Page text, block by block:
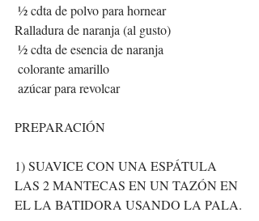
½ cdta de polvo para hornear
Ralladura de naranja (al gusto)
½ cdta de esencia de naranja
colorante amarillo
azúcar para revolcar
PREPARACIÓN
1) SUAVICE CON UNA ESPÁTULA
LAS 2 MANTECAS EN UN TAZÓN EN
EL LA BATIDORA USANDO LA PALA.